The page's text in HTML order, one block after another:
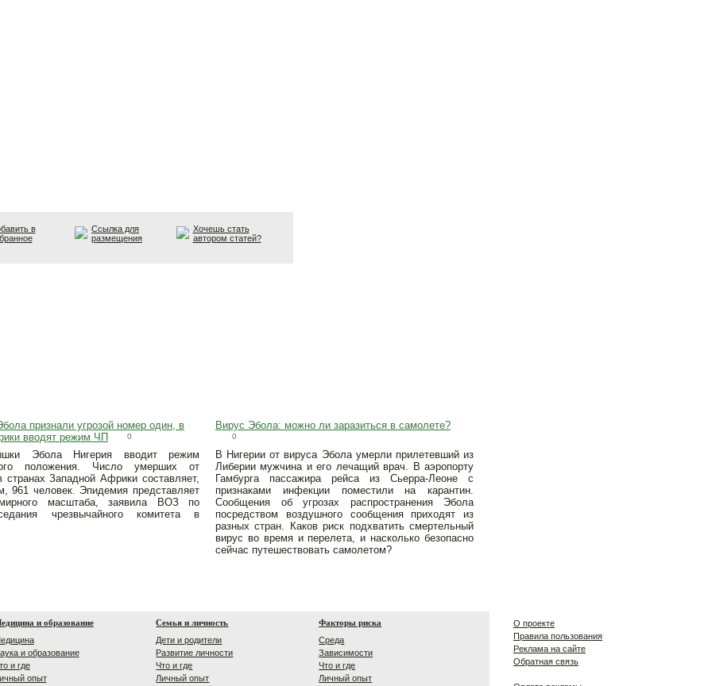
в
Ссылка для
размещения
Хочешь стать
автором статей?
признали угрозой номер один, в
вводят режим ЧП
0
Эбола Нигерия вводит режим
положения. Число умерших от
странах Западной Африки составляет,
961 человек. Эпидемия представляет
масштаба, заявила ВОЗ по
чрезвычайного комитета в
Вирус Эбола: можно ли заразиться в самолете?
0
В Нигерии от вируса Эбола умерли прилетевший из
Либерии мужчина и его лечащий врач. В аэропорту
Гамбурга пассажира рейса из Сьерра-Леоне с
признаками инфекции поместили на карантин.
Сообщения об угрозах распространения Эбола
посредством воздушного сообщения приходят из
разных стран. Каков риск подхватить смертельный
вирус во время и перелета, и насколько безопасно
сейчас путешествовать самолетом?
О проекте
Правила пользования
Реклама на сайте
Обратная связь
и образование
и образование
и где
опыт
Семья и личность
Дети и родители
Развитие личности
Что и где
Личный опыт
Факторы риска
Среда
Зависимости
Что и где
Личный опыт